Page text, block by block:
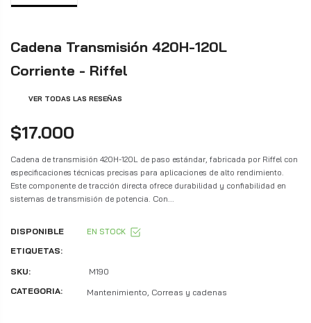
Cadena Transmisión 420H-120L
Corriente - Riffel
VER TODAS LAS RESEÑAS
$17.000
Cadena de transmisión 420H-120L de paso estándar, fabricada por Riffel con
especificaciones técnicas precisas para aplicaciones de alto rendimiento.
Este componente de tracción directa ofrece durabilidad y confiabilidad en
sistemas de transmisión de potencia. Con...
DISPONIBLE EN STOCK
ETIQUETAS:
SKU:
M190
CATEGORIA:
Mantenimiento, Correas y cadenas